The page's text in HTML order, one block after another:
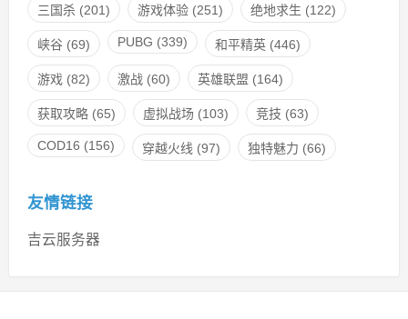
三国杀(201) 游戏体验(251) 绝地求生 (122)
峡谷(69) PUBG (339) 和平精英(446)
游戏 (82) 激战(60) 英雄联盟 (164)
获取攻略(65) 虚拟战场 (103) 竞技 (63)
COD16 (156) 穿越火线 (97) 独特魅力 (66)
友情链接
吉云服务器